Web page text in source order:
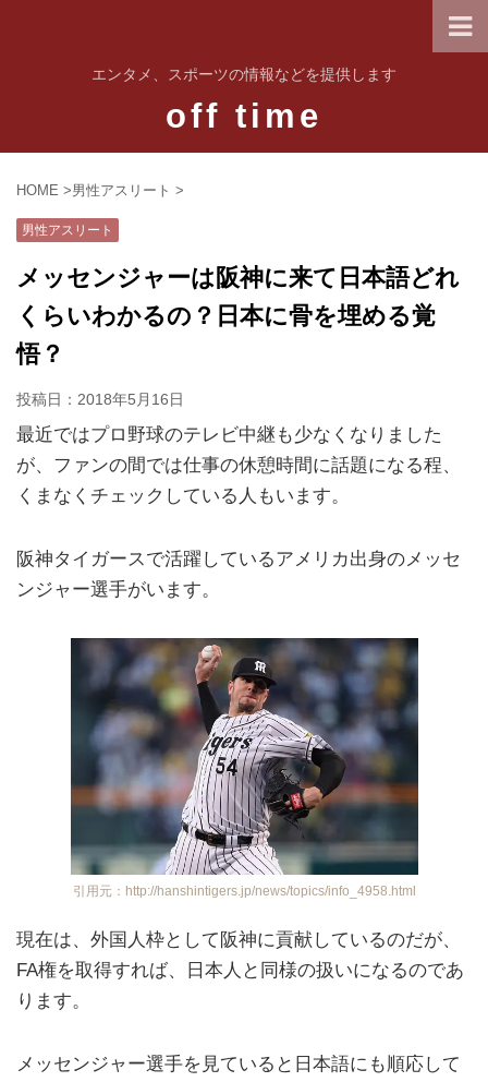
エンタメ、スポーツの情報などを提供します
off time
HOME >男性アスリート >
男性アスリート
メッセンジャーは阪神に来て日本語どれ
くらいわかるの？日本に骨を埋める覚
悟？
投稿日： 2018年5月16日
最近ではプロ野球のテレビ中継も少なくなりました
が、ファンの間では仕事の休憩時間に話題になる程、
くまなくチェックしている人もいます。
阪神タイガースで活躍しているアメリカ出身のメッセ
ンジャー選手がいます。
引用元：http://hanshintigers.jp/news/topics/info_4958.html
現在は、外国人枠として阪神に貢献しているのだが、
FA権を取得すれば、日本人と同様の扱いになるのであ
ります。
メッセンジャー選手を見ていると日本語にも順応して